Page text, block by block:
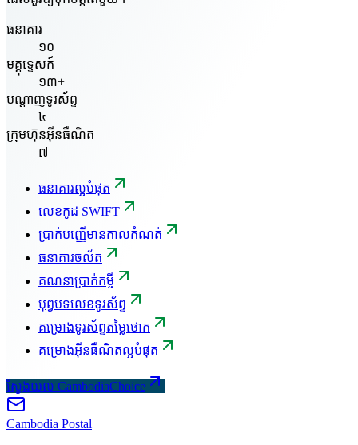
ធនាគារ
១០
មគ្គុទ្ទេសក៍
១៣+
បណ្តាញទូរស័ព្ទ
៤
ក្រុមហ៊ុនអ៊ីនធឺណិត
៧
ធនាគារល្អបំផុត
លេខកូដ SWIFT
ប្រាក់បញ្ញើមានកាលកំណត់
ធនាគារចល័ត
គណនាប្រាក់កម្ចី
បុព្វបទលេខទូរស័ព្ទ
គម្រោងទូរស័ព្ទតម្លៃថោក
គម្រោងអ៊ីនធឺណិតល្អបំផុត
ស្វែងយល់ CambodiaChoice
Cambodia Postal